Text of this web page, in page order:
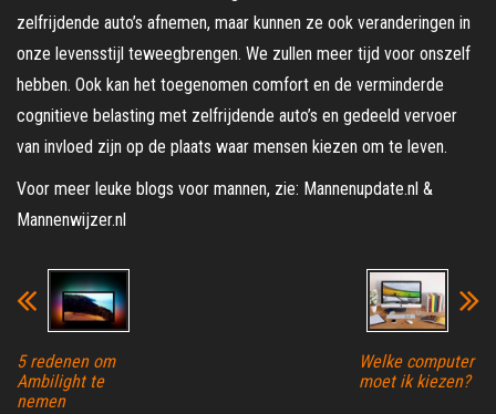
zelfrijdende auto’s afnemen, maar kunnen ze ook veranderingen in
onze levensstijl teweegbrengen. We zullen meer tijd voor onszelf
hebben. Ook kan het toegenomen comfort en de verminderde
cognitieve belasting met zelfrijdende auto’s en gedeeld vervoer
van invloed zijn op de plaats waar mensen kiezen om te leven.
Voor meer leuke blogs voor mannen, zie: Mannenupdate.nl &
Mannenwijzer.nl
5 redenen om
Ambilight te
nemen
Welke computer
moet ik kiezen?